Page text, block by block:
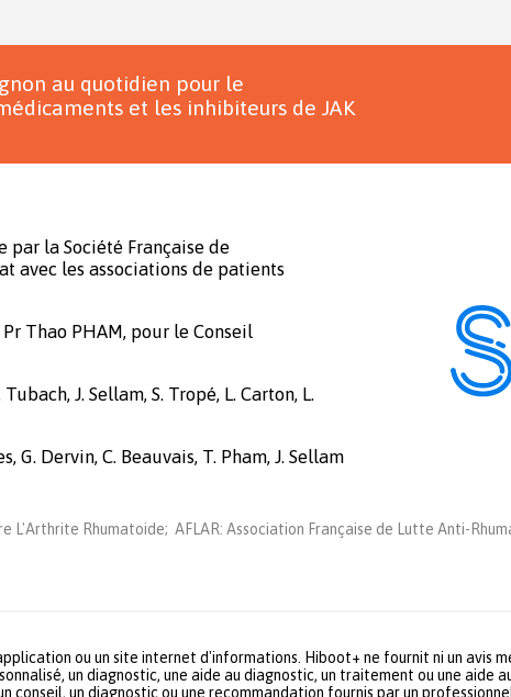
au quotidien pour le
et les inhibiteurs de JAK
la Société Française de
avec les associations de patients
Pr Thao PHAM, pour le Conseil
J. Sellam, S. Tropé, L. Carton, L.
G. Dervin, C. Beauvais, T. Pham, J. Sellam
L'Arthrite Rhumatoide; AFLAR: Association Française de Lutte Anti-
ou un site internet d'informations. Hiboot+ ne fournit ni un avis
un diagnostic, une aide au diagnostic, un traitement ou une aide
conseil, un diagnostic ou une recommandation fournis par un